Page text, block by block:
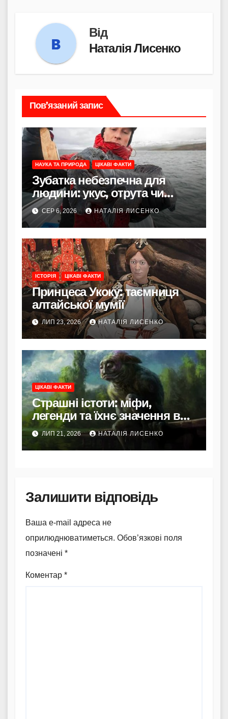
Від
Наталія Лисенко
Пов’язаний запис
НАУКА ТА ПРИРОДА ЦІКАВІ ФАКТИ
Зубатка небезпечна для
людини: укус, отрута чи
лише зовнішність
СЕР 6, 2026 НАТАЛІЯ ЛИСЕНКО
ІСТОРІЯ ЦІКАВІ ФАКТИ
Принцеса Укоку: таємниця
алтайської мумії
ЛИП 23, 2026 НАТАЛІЯ ЛИСЕНКО
ЦІКАВІ ФАКТИ
Страшні істоти: міфи,
легенди та їхнє значення в
культурі
ЛИП 21, 2026 НАТАЛІЯ ЛИСЕНКО
Залишити відповідь
Ваша e-mail адреса не
оприлюднюватиметься. Обов’язкові поля
позначені *
Коментар *